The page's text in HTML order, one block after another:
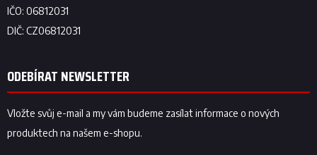
ODEBÍRAT NEWSLETTER
Vložte svůj e-mail a my vám budeme zasílat informace o nových
produktech na našem e-shopu.